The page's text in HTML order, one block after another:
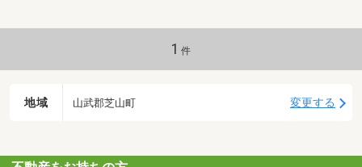
1 件
地域 山武郡芝山町 変更する